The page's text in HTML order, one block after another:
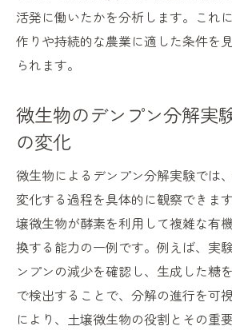
活発に働いたかを分析します。これ
作りや持続的な農業に適した条件を
られます。
微生物のデンプン分解実
の変化
微生物によるデンプン分解実験では
変化する過程を具体的に観察できま
壌微生物が酵素を利用して複雑な有
換する能力の一例です。例えば、実
ンプンの減少を確認し、生成した糖
で検出することで、分解の進行を可
により、土壌微生物の役割とその重